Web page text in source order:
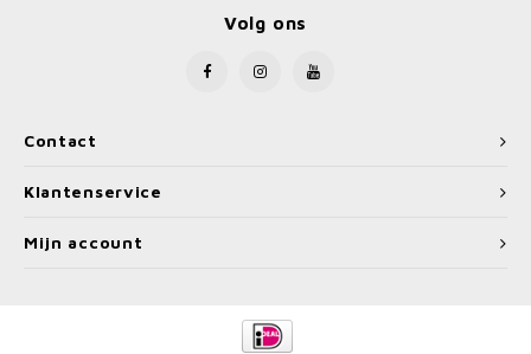
Contact
Volg ons
Klantenservice
Mijn account